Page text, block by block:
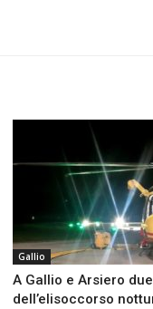
Gallio
A Gallio e Arsiero
dell’elisoccorso